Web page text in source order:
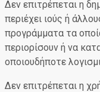
Δεν επιτρέπεται η
περιέχει ιούς ή
προγράμματα τα
περιορίσουν ή να
οποιουδήποτε
Δεν επιτρέπεται η